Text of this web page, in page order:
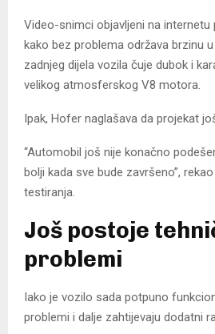
Video-snimci objavljeni na internetu
kako bez problema održava brzinu
zadnjeg dijela vozila čuje dubok i
velikog atmosferskog V8 motora.
Ipak, Hofer naglašava da projekat
“Automobil još nije konačno
bolji kada sve bude završeno”,
testiranja.
Još postoje
problemi
Iako je vozilo sada potpuno
problemi i dalje zahtijevaju dodatni